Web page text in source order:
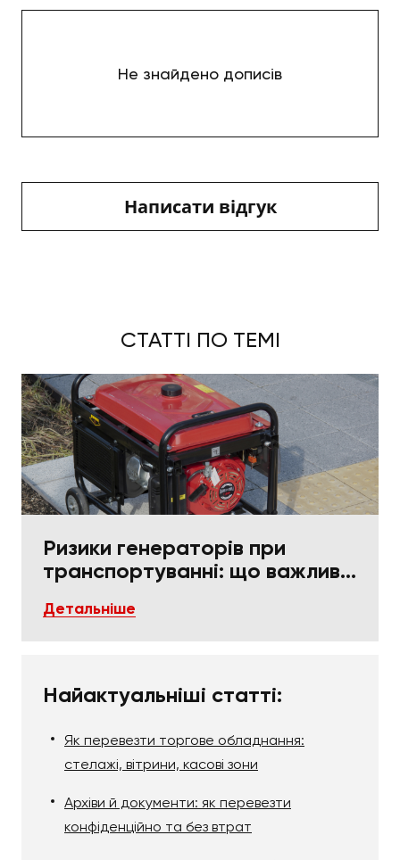
Не знайдено дописів
Написати відгук
СТАТТІ ПО ТЕМІ
Ризики генераторів при
транспортуванні: що важливо
Детальніше
Найактуальніші статті:
Як перевезти торгове обладнання:
стелажі, вітрини, касові зони
Архіви й документи: як перевезти
конфіденційно та без втрат